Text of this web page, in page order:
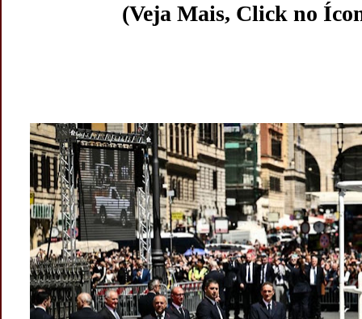
(Veja Mais, Click no